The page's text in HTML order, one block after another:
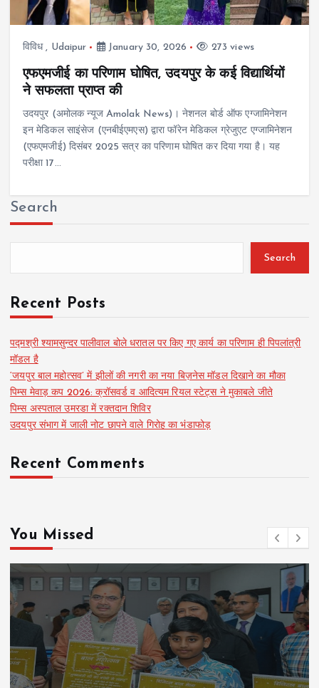
विविध, Udaipur January 30, 2026 273 views
एफएमजीई का परिणाम घोषित, उदयपुर के कई विद्यार्थियों
ने सफलता प्राप्त की
उदयपुर (अमोलक न्यूज Amolak News)। नेशनल बोर्ड ऑफ एग्जामिनेशन
इन मेडिकल साइंसेज (एनबीईएमएस) द्वारा फॉरेन मेडिकल ग्रेजुएट एग्जामिनेशन
(एफएमजीई) दिसंबर 2025 सत्र का परिणाम घोषित कर दिया गया है। यह
परीक्षा 17…
Search
Search
Recent Posts
पद्मश्री श्यामसुन्दर पालीवाल बोले धरातल पर किए गए कार्य का परिणाम ही पिपलांत्री
मॉडल है
‘जयपुर बाल महोत्सव’ में झीलों की नगरी का नया बिज़नेस मॉडल दिखाने का मौका
पिम्स मेवाड़ कप 2026: क्रॉसवर्ड व आदित्यम रियल स्टेट्स ने मुकाबले जीते
पिम्स अस्पताल उमरडा में रक्तदान शिविर
उदयपुर संभाग में जाली नोट छापने वाले गिरोह का भंडाफोड़
Recent Comments
You Missed